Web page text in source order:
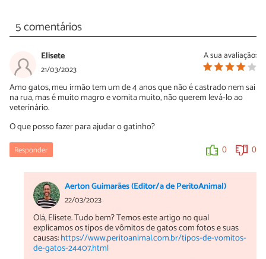
5 comentários
A sua avaliação:
Elisete
21/03/2023
Amo gatos, meu irmão tem um de 4 anos que não é castrado nem sai
na rua, mas é muito magro e vomita muito, não querem levá-lo ao
veterinário.
O que posso fazer para ajudar o gatinho?
Responder 0 0
Aerton Guimarães (Editor/a de PeritoAnimal)
22/03/2023
Olá, Elisete. Tudo bem? Temos este artigo no qual
explicamos os tipos de vômitos de gatos com fotos e suas
causas:https://www.peritoanimal.com.br/tipos-de-vomitos-
de-gatos-24407.html